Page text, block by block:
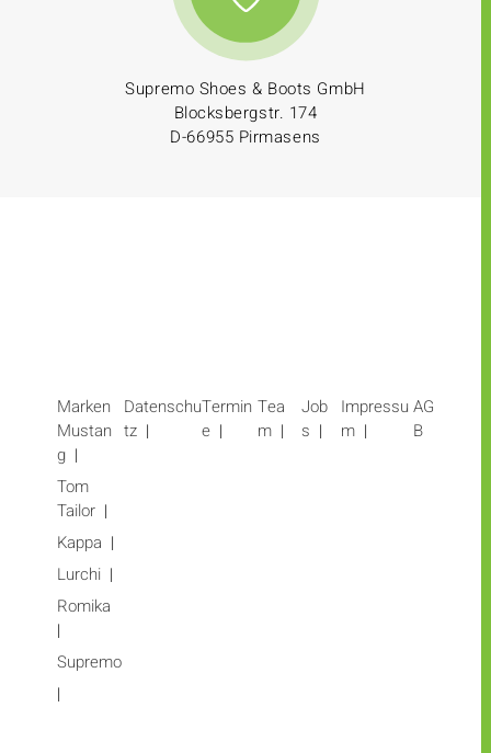
Supremo Shoes & Boots GmbH
Blocksbergstr. 174
D-66955 Pirmasens
Marken
Mustan
g
Tom
Tailor
Kappa
Lurchi
Romika
Supremo
Datenschu
tz
Termin
e
Tea
m
Job
s
Impressu
m
AG
B